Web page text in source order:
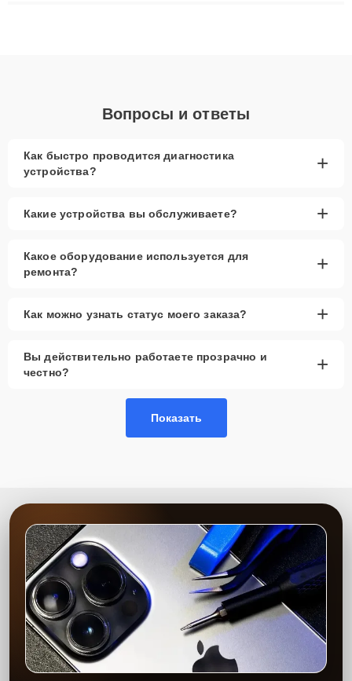
Вопросы и ответы
Как быстро проводится диагностика
устройства?
+
Какие устройства вы обслуживаете? +
Какое оборудование используется для
ремонта?
+
Как можно узнать статус моего заказа? +
Вы действительно работаете прозрачно и
честно?
+
Показать